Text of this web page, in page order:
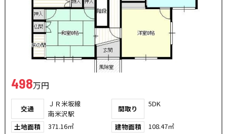
498万円
交通
ＪＲ米坂線
南米沢駅
間取り
5DK
土地面積 371.16㎡ 建物面積
108.47㎡